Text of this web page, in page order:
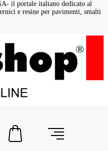
il portale italiano dedicato al
e resine per pavimenti, smalti